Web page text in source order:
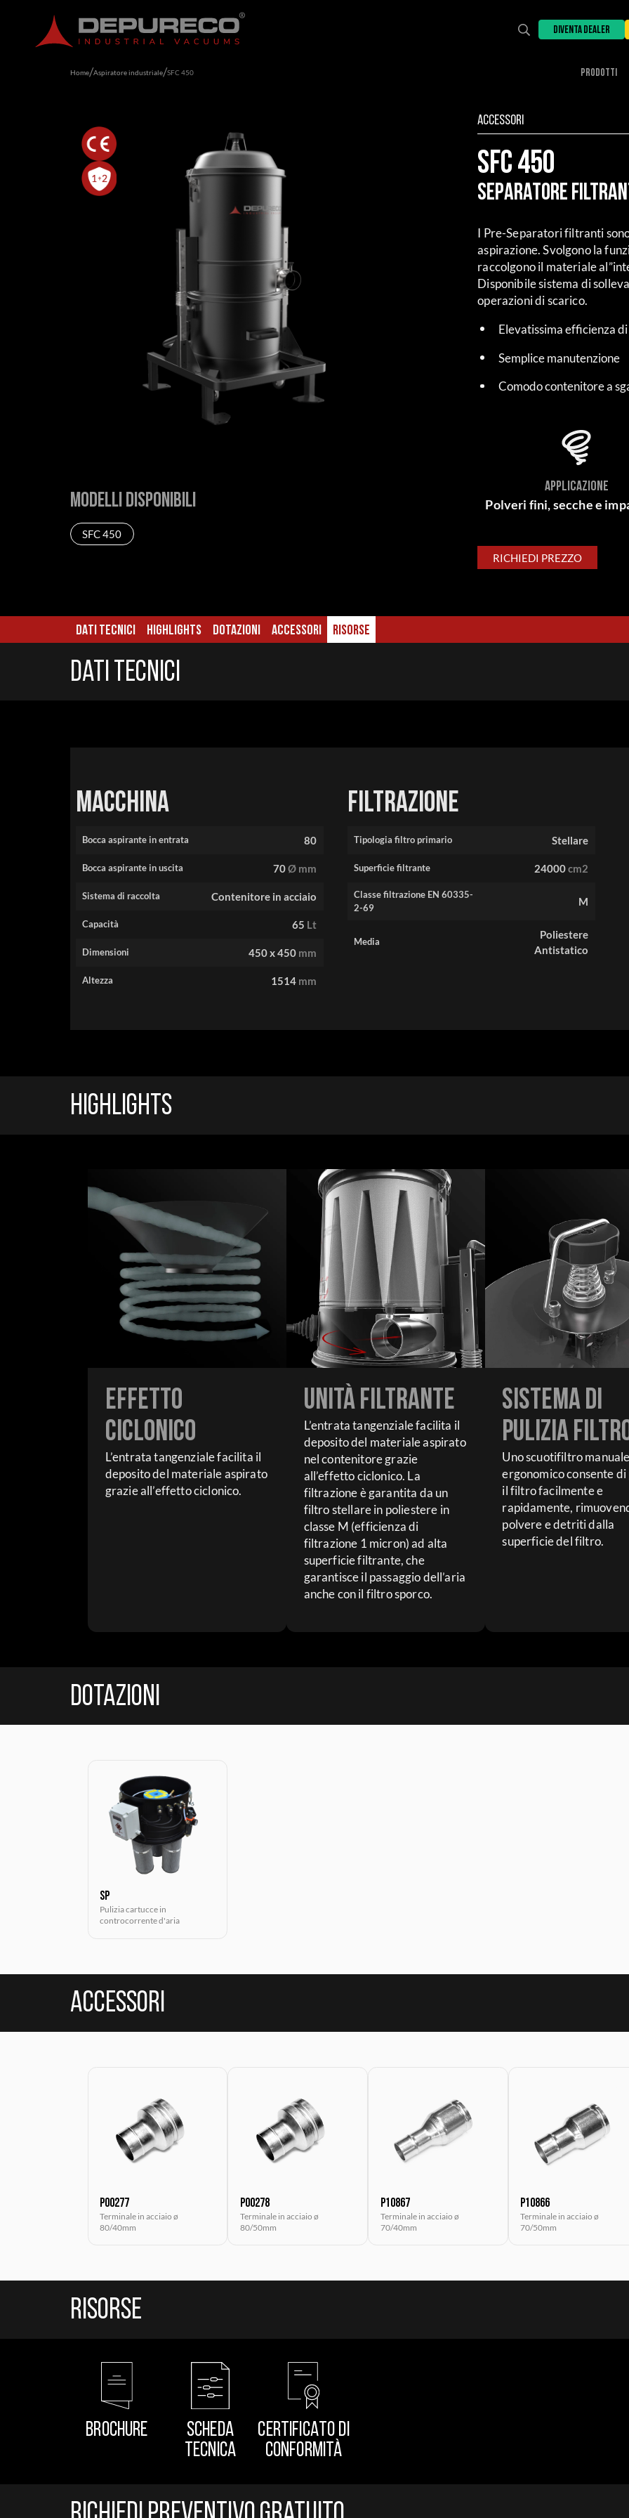
DIVENTA DEALER
PRODOTTI
Home/Aspiratore industriale/SFC 450
Home/Aspiratore industriale/SFC 450
Modelli disponibili
SFC 450
Accessori
SFC 450
Separatore
I Pre-Separatori filtranti
aspirazione. Svolgono la
raccolgono il materiale
Disponibile sistema di
operazioni di scarico.
Elevatissima efficienza
Semplice manutenzione
Comodo contenitore a
APPLICAZIONE
Polveri fini, secche e
RICHIEDI PREZZO
DATI TECNICI HIGHLIGHTS DOTAZIONI ACCESSORI RISORSE
Dati tecnici
Macchina
Bocca aspirante in entrata 80
Bocca aspirante in uscita 70Ø mm
Sistema di raccolta Contenitore in acciaio
Capacità 65 Lt
Dimensioni 450 x 450 mm
Altezza 1514 mm
Filtrazione
Tipologia filtro primario Stellare
Superficie filtrante 24000cm2
Classe filtrazione EN 60335-
2-69
M
Media
Poliestere
Antistatico
Highlights
Effetto
ciclonico
L’entrata tangenziale facilita il
deposito del materiale aspirato
grazie all’effetto ciclonico.
Unità filtrante
L’entrata tangenziale facilita il
deposito del materiale aspirato
nel contenitore grazie
all’effetto ciclonico. La
filtrazione è garantita da un
filtro stellare in poliestere in
classe M (efficienza di
filtrazione 1 micron) ad alta
superficie filtrante, che
garantisce il passaggio dell’aria
anche con il filtro sporco.
Sistema di
pulizia
Uno scuotifiltro manuale
ergonomico consente
il filtro facilmente e
rapidamente,
polvere e detriti dalla
superficie del filtro.
Dotazioni
SP
Pulizia cartucce in
controcorrente d'aria
Accessori
P00277
Terminale in acciaio ø
80/40mm
P00278
Terminale in acciaio ø
80/50mm
P10867
Terminale in acciaio ø
70/40mm
P10866
Terminale in acciaio ø
70/50mm
Risorse
BROCHURE
SCHEDA
TECNICA
CERTIFICATO DI
CONFORMITÀ